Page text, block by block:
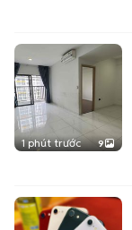
1 phút trước 9